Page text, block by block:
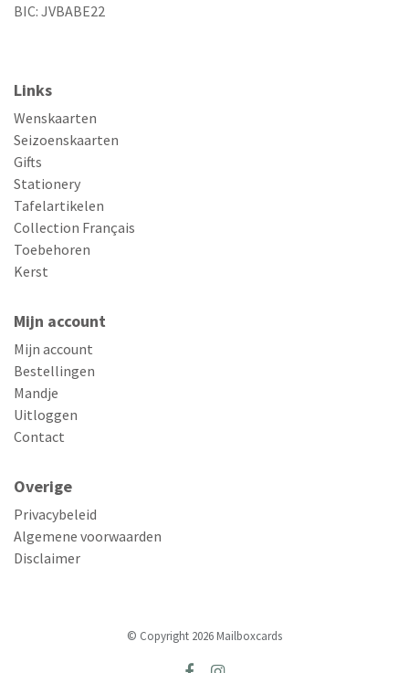
BIC: JVBABE22
Links
Wenskaarten
Seizoenskaarten
Gifts
Stationery
Tafelartikelen
Collection Français
Toebehoren
Kerst
Mijn account
Mijn account
Bestellingen
Mandje
Uitloggen
Contact
Overige
Privacybeleid
Algemene voorwaarden
Disclaimer
© Copyright 2026 Mailboxcards